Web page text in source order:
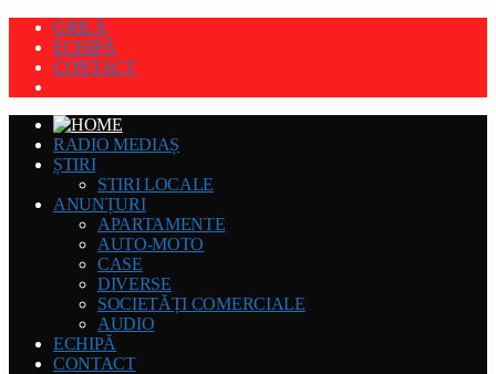
GRILĂ
ECHIPĂ
CONTACT
RADIO MEDIAȘ
ȘTIRI
STIRI LOCALE
ANUNȚURI
APARTAMENTE
AUTO-MOTO
CASE
DIVERSE
SOCIETĂȚI COMERCIALE
AUDIO
ECHIPĂ
CONTACT